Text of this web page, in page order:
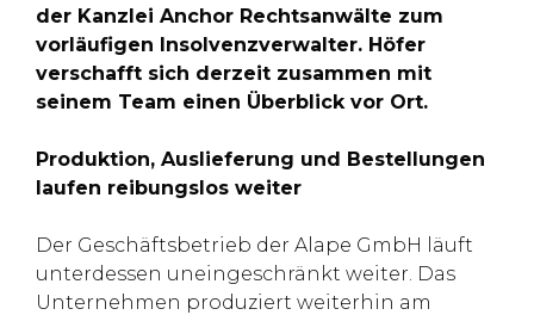
der Kanzlei Anchor Rechtsanwälte zum
vorläufigen Insolvenzverwalter. Höfer
verschafft sich derzeit zusammen mit
seinem Team einen Überblick vor Ort.
Produktion, Auslieferung und Bestellungen
laufen reibungslos weiter
Der Geschäftsbetrieb der Alape GmbH läuft
unterdessen uneingeschränkt weiter. Das
Unternehmen produziert weiterhin am